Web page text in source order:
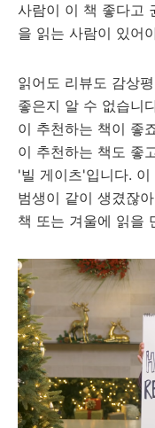
사람이 이 책 좋다고
을 읽는 사람이 있어
읽어도 리뷰도 감상
좋은지 알 수 없습니
이 추천하는 책이 좋
이 추천하는 책도 좋
'빌 게이츠'입니다.
범생이 같이 생겼잖
책 또는 겨울에 읽을